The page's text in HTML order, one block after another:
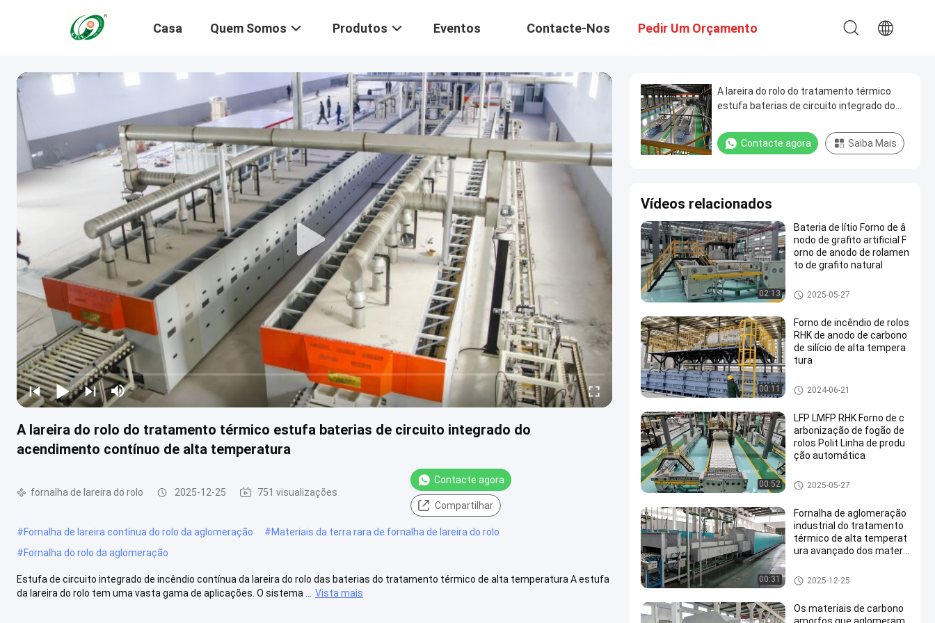
Casa Quem Somos Produtos Eventos Contacte-Nos Pedir Um Orçamento
A lareira do rolo do tratamento térmico estufa baterias de circuito integrado do
acendimento contínuo de alta temperatura
fornalha de lareira do rolo 2025-12-25 751 visualizações
Contacte agora
Compartilhar
#Fornalha de lareira contínua do rolo da aglomeração #Materiais da terra rara de fornalha de lareira do rolo
#Fornalha do rolo da aglomeração
Estufa de circuito integrado de incêndio contínua da lareira do rolo das baterias do tratamento térmico de alta temperatura A estufa
da lareira do rolo tem uma vasta gama de aplicações. O sistema ...
Vista mais
A lareira do rolo do tratamento térmico
estufa baterias de circuito integrado do
temperatura
Contacte agora Saiba Mais
Vídeos relacionados
02:13
Bateria de lítio Forno de â
nodo de grafito artificial F
orno de anodo de rolamen
to de grafito natural
fornalha de lareira do rolo
2025-05-27
00:11
Forno de incêndio de rolos
RHK de anodo de carbono
de silício de alta tempera
tura
fornalha de lareira do rolo
2024-06-21
00:52
LFP LMFP RHK Forno de c
arbonização de fogão de
rolos Polit Linha de produ
ção automática
fornalha de lareira do rolo
2025-05-27
00:31
Fornalha de aglomeração
industrial do tratamento
térmico de alta temperat
ura avançado dos materi
fornalha de lareira do rolo
2025-12-25
Os materiais de carbono